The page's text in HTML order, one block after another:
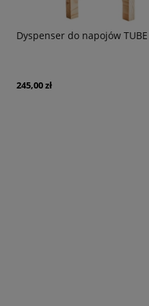
Dyspenser do napojów
245,00 zł